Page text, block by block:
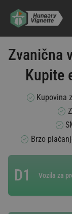
Zvanična
Kupite
Kupovina
Brzo
D1 Vozila za